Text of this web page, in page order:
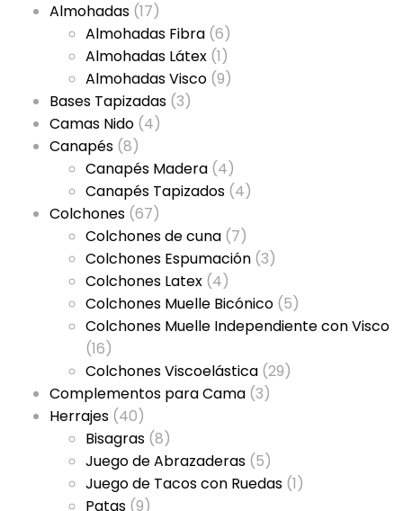
Almohadas (17)
Almohadas Fibra (6)
Almohadas Látex (1)
Almohadas Visco (9)
Bases Tapizadas (3)
Camas Nido (4)
Canapés (8)
Canapés Madera (4)
Canapés Tapizados (4)
Colchones (67)
Colchones de cuna (7)
Colchones Espumación (3)
Colchones Latex (4)
Colchones Muelle Bicónico (5)
Colchones Muelle Independiente con Visco
(16)
Colchones Viscoelástica (29)
Complementos para Cama (3)
Herrajes (40)
Bisagras (8)
Juego de Abrazaderas (5)
Juego de Tacos con Ruedas (1)
Patas (9)